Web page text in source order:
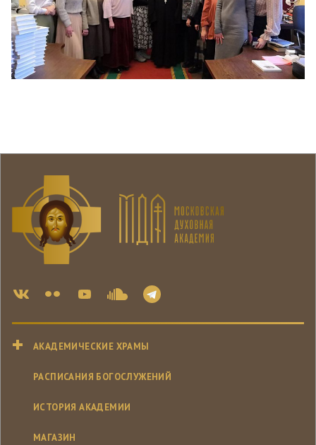
АКАДЕМИЧЕСКИЕ ХРАМЫ
РАСПИСАНИЯ БОГОСЛУЖЕНИЙ
ИСТОРИЯ АКАДЕМИИ
МАГАЗИН